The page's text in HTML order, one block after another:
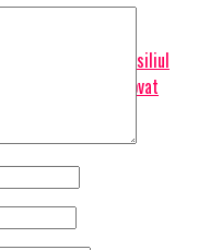
cu Dumitrescu, Consiliul
local ca vinovat